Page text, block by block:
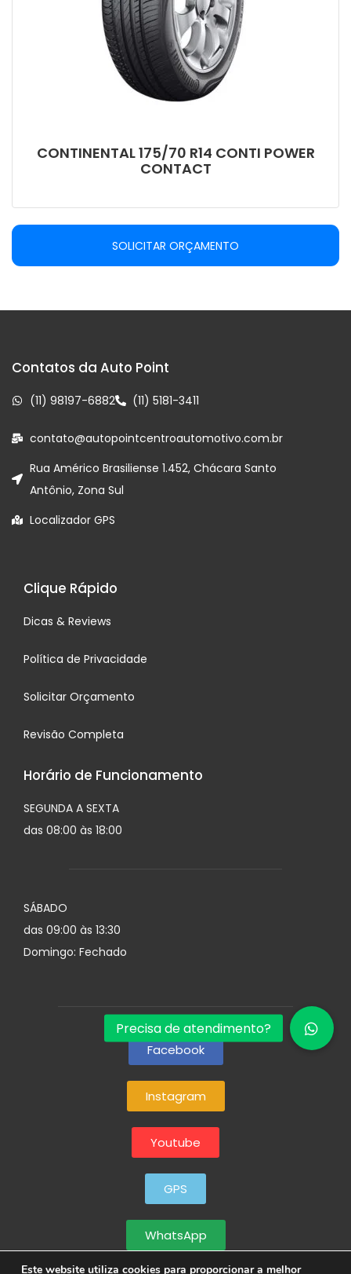
CONTINENTAL 175/70 R14 CONTI POWER
CONTACT
SOLICITAR ORÇAMENTO
Contatos da Auto Point
(11) 98197-6882 (11) 5181-3411
contato@autopointcentroautomotivo.com.br
Rua Américo Brasiliense 1.452, Chácara Santo
Antônio, Zona Sul
Localizador GPS
Clique Rápido
Dicas & Reviews
Política de Privacidade
Solicitar Orçamento
Revisão Completa
Horário de Funcionamento
SEGUNDA A SEXTA
das 08:00 às 18:00
SÁBADO
das 09:00 às 13:30
Domingo: Fechado
Facebook
Instagram
Youtube
GPS
WhatsApp
Este website utiliza cookies para proporcionar a melhor